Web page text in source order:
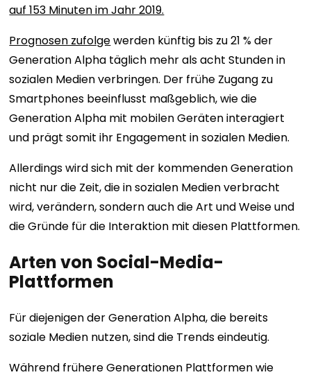
auf 153 Minuten im Jahr 2019.
Prognosen zufolgewerden künftig bis zu 21 % der
Generation Alpha täglich mehr als acht Stunden in
sozialen Medien verbringen. Der frühe Zugang zu
Smartphones beeinflusst maßgeblich, wie die
Generation Alpha mit mobilen Geräten interagiert
und prägt somit ihr Engagement in sozialen Medien.
Allerdings wird sich mit der kommenden Generation
nicht nur die Zeit, die in sozialen Medien verbracht
wird, verändern, sondern auch die Art und Weise und
die Gründe für die Interaktion mit diesen Plattformen.
Arten von Social-Media-
Plattformen
Für diejenigen der Generation Alpha, die bereits
soziale Medien nutzen, sind die Trends eindeutig.
Während frühere Generationen Plattformen wie